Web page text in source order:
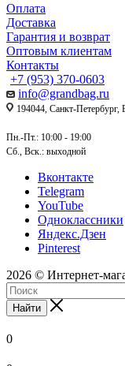
Оплата
Доставка
Гарантия и возврат
Оптовым клиентам
Контакты
+7 (953) 370-0603
info@grandbag.ru
194044, Санкт-
Пн.-Пт.: 10:00 - 19:00
Сб., Вск.: выходной
Вконтакте
Telegram
YouTube
Одноклассники
Яндекс.Дзен
Pinterest
2026 © Интернет-
Найти
0